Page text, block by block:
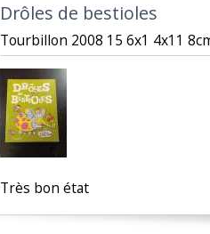
‎Drôles de bestioles‎
‎Tourbillon 2008 15 6x1 4x11
‎Très bon état‎